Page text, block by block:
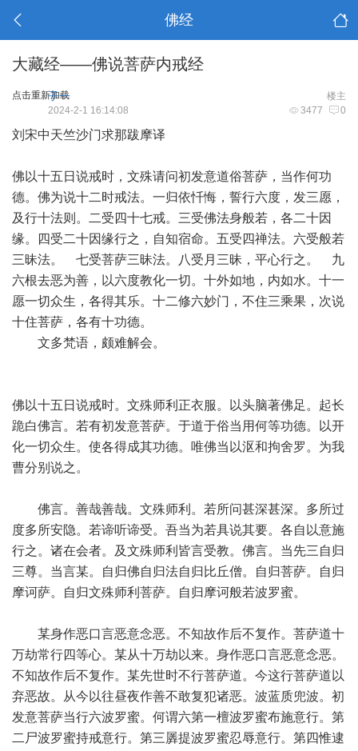
佛经
大藏经——佛说菩萨内戒经
点击重新加载 楼主
子一
3477 0
2024-2-1 16:14:08
刘宋中天竺沙门求那跋摩译
佛以十五日说戒时，文殊请问初发意道俗菩萨，当作何功
德。佛为说十二时戒法。一归依忏悔，誓行六度，发三愿，
及行十法则。二受四十七戒。三受佛法身般若，各二十因
缘。四受二十因缘行之，自知宿命。五受四禅法。六受般若
三昧法。 七受菩萨三昧法。八受月三昧，平心行之。 九
六根去恶为善，以六度教化一切。十外如地，内如水。十一
愿一切众生，各得其乐。十二修六妙门，不住三乘果，次说
十住菩萨，各有十功德。
文多梵语，颇难解会。
佛以十五日说戒时。文殊师利正衣服。以头脑著佛足。起长
跪白佛言。若有初发意菩萨。于道于俗当用何等功德。以开
化一切众生。使各得成其功德。唯佛当以沤和拘舍罗。为我
曹分别说之。
佛言。善哉善哉。文殊师利。若所问甚深甚深。多所过
度多所安隐。若谛听谛受。吾当为若具说其要。各自以意施
行之。诸在会者。及文殊师利皆言受教。佛言。当先三自归
三尊。当言某。自归佛自归法自归比丘僧。自归菩萨。自归
摩诃萨。自归文殊师利菩萨。自归摩诃般若波罗蜜。
某身作恶口言恶意念恶。不知故作后不复作。菩萨道十
万劫常行四等心。某从十万劫以来。身作恶口言恶意念恶。
不知故作后不复作。某先世时不行菩萨道。今这行菩萨道以
弃恶故。从今以往昼夜作善不敢复犯诸恶。波蓝质兜波。初
发意菩萨当行六波罗蜜。何谓六第一檀波罗蜜布施意行。第
二尸波罗蜜持戒意行。第三羼提波罗蜜忍辱意行。第四惟逮